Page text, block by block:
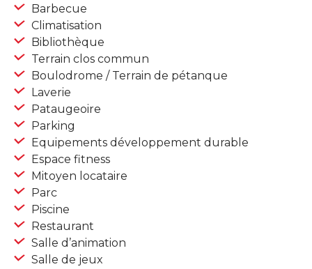
Barbecue
Climatisation
Bibliothèque
Terrain clos commun
Boulodrome / Terrain de pétanque
Laverie
Pataugeoire
Parking
Equipements développement durable
Espace fitness
Mitoyen locataire
Parc
Piscine
Restaurant
Salle d’animation
Salle de jeux